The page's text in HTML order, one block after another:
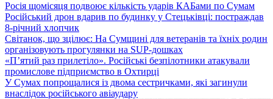
Росія щомісяця подвоює кількість ударів КАБами по Сумам
Російський дрон вдарив по будинку у Стецьківці: постраждав
8-річний хлопчик
Світанок, що зцілює: На Сумщині для ветеранів та їхніх родин
організовують прогулянки на SUP-дошках
«П’ятий раз прилетіло». Російські безпілотники атакували
промислове підприємство в Охтирці
У Сумах попрощалися із двома сестричками, які загинули
внаслідок російського авіаудару